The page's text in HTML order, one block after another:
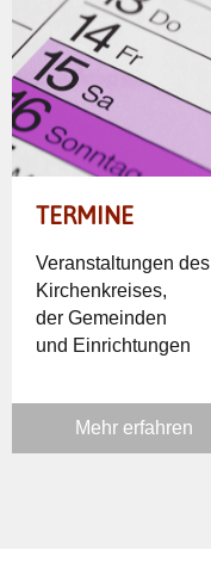
TERMINE
Veranstaltungen des
Kirchenkreises,
der Gemeinden
und Einrichtungen
Mehr erfahren